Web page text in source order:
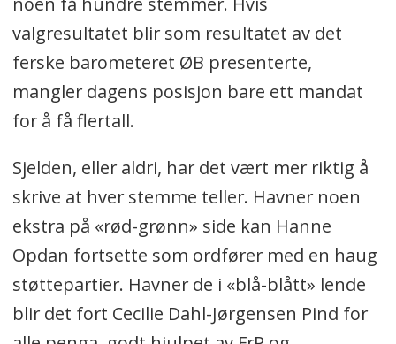
valgresultatet blir som resultatet av det
ferske barometeret ØB presenterte,
mangler dagens posisjon bare ett mandat
for å få flertall.
Sjelden, eller aldri, har det vært mer riktig å
skrive at hver stemme teller. Havner noen
ekstra på «rød-grønn» side kan Hanne
Opdan fortsette som ordfører med en haug
støttepartier. Havner de i «blå-blått» lende
blir det fort Cecilie Dahl-Jørgensen Pind for